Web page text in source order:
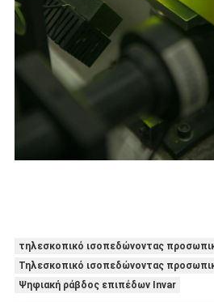
τηλεσκοπικό ισοπεδώνοντας
Τηλεσκοπικό ισοπεδώνοντας
Ψηφιακή ράβδος επιπέδων Invar